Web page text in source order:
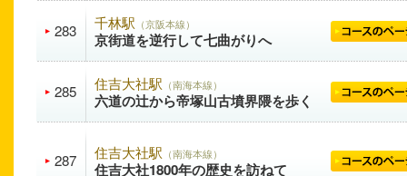
283 千林駅 （京阪本線）
京街道を逆行して七曲がりへ
285 住吉大社駅 （南海本線）
六道の辻から帝塚山古墳界隈を歩く
287 住吉大社駅 （南海本線）
住吉大社1800年の歴史を訪ねて